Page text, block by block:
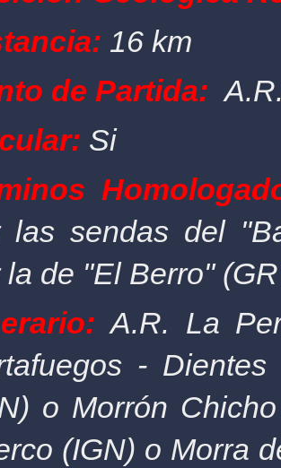
16 km
de Partida:
Si
las sendas del
la de "El Berro"
A.R. La
-
o Morrón
(IGN) o Morra